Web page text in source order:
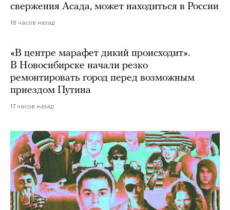
свержения Асада, может находиться в России
18 часов назад
«В центре марафет дикий происходит».
В Новосибирске начали резко
ремонтировать город перед возможным
приездом Путина
17 часов назад